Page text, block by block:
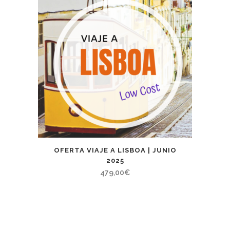
OFERTA VIAJE A LISBOA | JUNIO
2025
479,00€